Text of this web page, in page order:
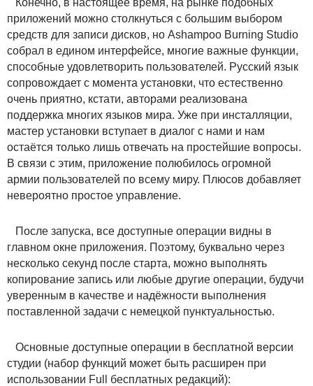
приложений можно столкнуться с большим выбором
средств для записи дисков, но Ashampoo Burning Studio
собрал в едином интерфейсе, многие важные функции,
способные удовлетворить пользователей. Русский язык
сопровождает с момента установки, что естественно
очень приятно, кстати, авторами реализована
поддержка многих языков мира. Уже при инсталляции,
мастер установки вступает в диалог с нами и нам
остаётся только лишь отвечать на простейшие вопросы.
В связи с этим, приложение полюбилось огромной
армии пользователей по всему миру. Плюсов добавляет
невероятно простое управление.
После запуска, все доступные операции видны в
главном окне приложения. Поэтому, буквально через
несколько секунд после старта, можно выполнять
копирование запись или любые другие операции, будучи
уверенным в качестве и надёжности выполнения
поставленной задачи с немецкой пунктуальностью.
Основные доступные операции в бесплатной версии
студии (набор функций может быть расширен при
использовании Full бесплатных редакций):